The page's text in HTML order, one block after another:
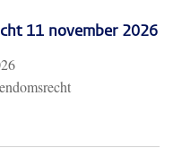
11 november 2026